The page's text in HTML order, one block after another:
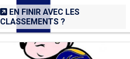
EN FINIR AVEC LES
CLASSEMENTS ?